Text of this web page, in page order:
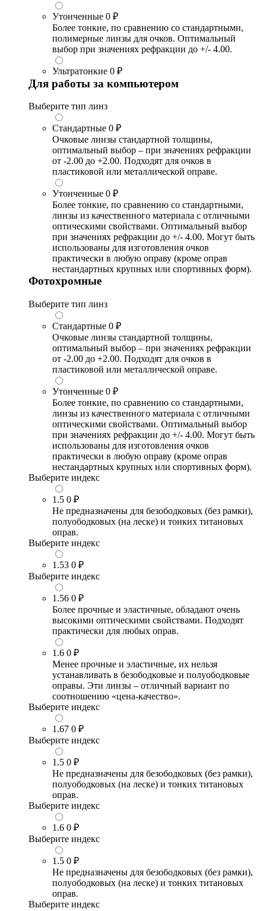
Утонченные 0 ₽
Более тонкие, по сравнению со стандартными,
полимерные линзы для очков. Оптимальный
выбор при значениях рефракции до +/- 4.00.
Ультратонкие 0 ₽
Для работы за компьютером
Выберите тип линз
Стандартные 0 ₽
Очковые линзы стандартной толщины,
оптимальный выбор – при значениях рефракции
от -2.00 до +2.00. Подходят для очков в
пластиковой или металлической оправе.
Утонченные 0 ₽
Более тонкие, по сравнению со стандартными,
линзы из качественного материала с отличными
оптическими свойствами. Оптимальный выбор
при значениях рефракции до +/- 4.00. Могут быть
использованы для изготовления очков
практически в любую оправу (кроме оправ
нестандартных крупных или спортивных форм).
Фотохромные
Выберите тип линз
Стандартные 0 ₽
Очковые линзы стандартной толщины,
оптимальный выбор – при значениях рефракции
от -2.00 до +2.00. Подходят для очков в
пластиковой или металлической оправе.
Утонченные 0 ₽
Более тонкие, по сравнению со стандартными,
линзы из качественного материала с отличными
оптическими свойствами. Оптимальный выбор
при значениях рефракции до +/- 4.00. Могут быть
использованы для изготовления очков
практически в любую оправу (кроме оправ
нестандартных крупных или спортивных форм).
Выберите индекс
1.5 0 ₽
Не предназначены для безободковых (без рамки),
полуободковых (на леске) и тонких титановых
оправ.
Выберите индекс
1.53 0 ₽
Выберите индекс
1.56 0 ₽
Более прочные и эластичные, обладают очень
высокими оптическими свойствами. Подходят
практически для любых оправ.
1.6 0 ₽
Менее прочные и эластичные, их нельзя
устанавливать в безободковые и полуободковые
оправы. Эти линзы – отличный вариант по
соотношению «цена-качество».
Выберите индекс
1.67 0 ₽
Выберите индекс
1.5 0 ₽
Не предназначены для безободковых (без рамки),
полуободковых (на леске) и тонких титановых
оправ.
Выберите индекс
1.6 0 ₽
Выберите индекс
1.5 0 ₽
Не предназначены для безободковых (без рамки),
полуободковых (на леске) и тонких титановых
оправ.
Выберите индекс